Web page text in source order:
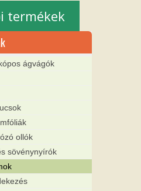
termékek
ágvágók
ollók
sövénynyírók